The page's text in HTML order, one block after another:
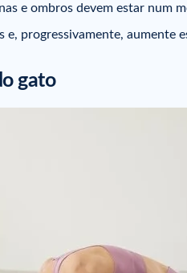
e ombros devem estar num
e, progressivamente, aumente
gato